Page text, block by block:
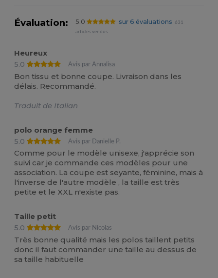
Évaluation: 5.0 sur 6 évaluations
631
articles vendus
Heureux
5.0
Avis par Annalisa
Bon tissu et bonne coupe. Livraison dans les
délais. Recommandé.
Traduit de Italian
polo orange femme
5.0
Avis par Danielle P.
Comme pour le modèle unisexe, j'apprécie son
suivi car je commande ces modèles pour une
association. La coupe est seyante, féminine, mais à
l'inverse de l'autre modèle , la taille est très
petite et le XXL n'existe pas.
Taille petit
5.0
Avis par Nicolas
Très bonne qualité mais les polos taillent petits
donc il faut commander une taille au dessus de
sa taille habituelle